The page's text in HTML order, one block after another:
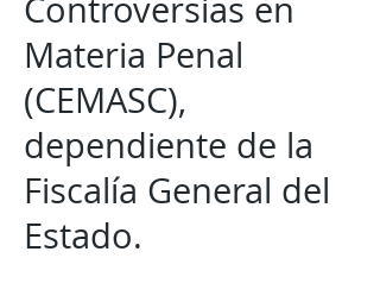
Controversias en
Materia Penal
(CEMASC),
dependiente de la
Fiscalía General del
Estado.